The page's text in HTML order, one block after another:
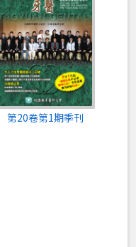
第20卷第1期季刊